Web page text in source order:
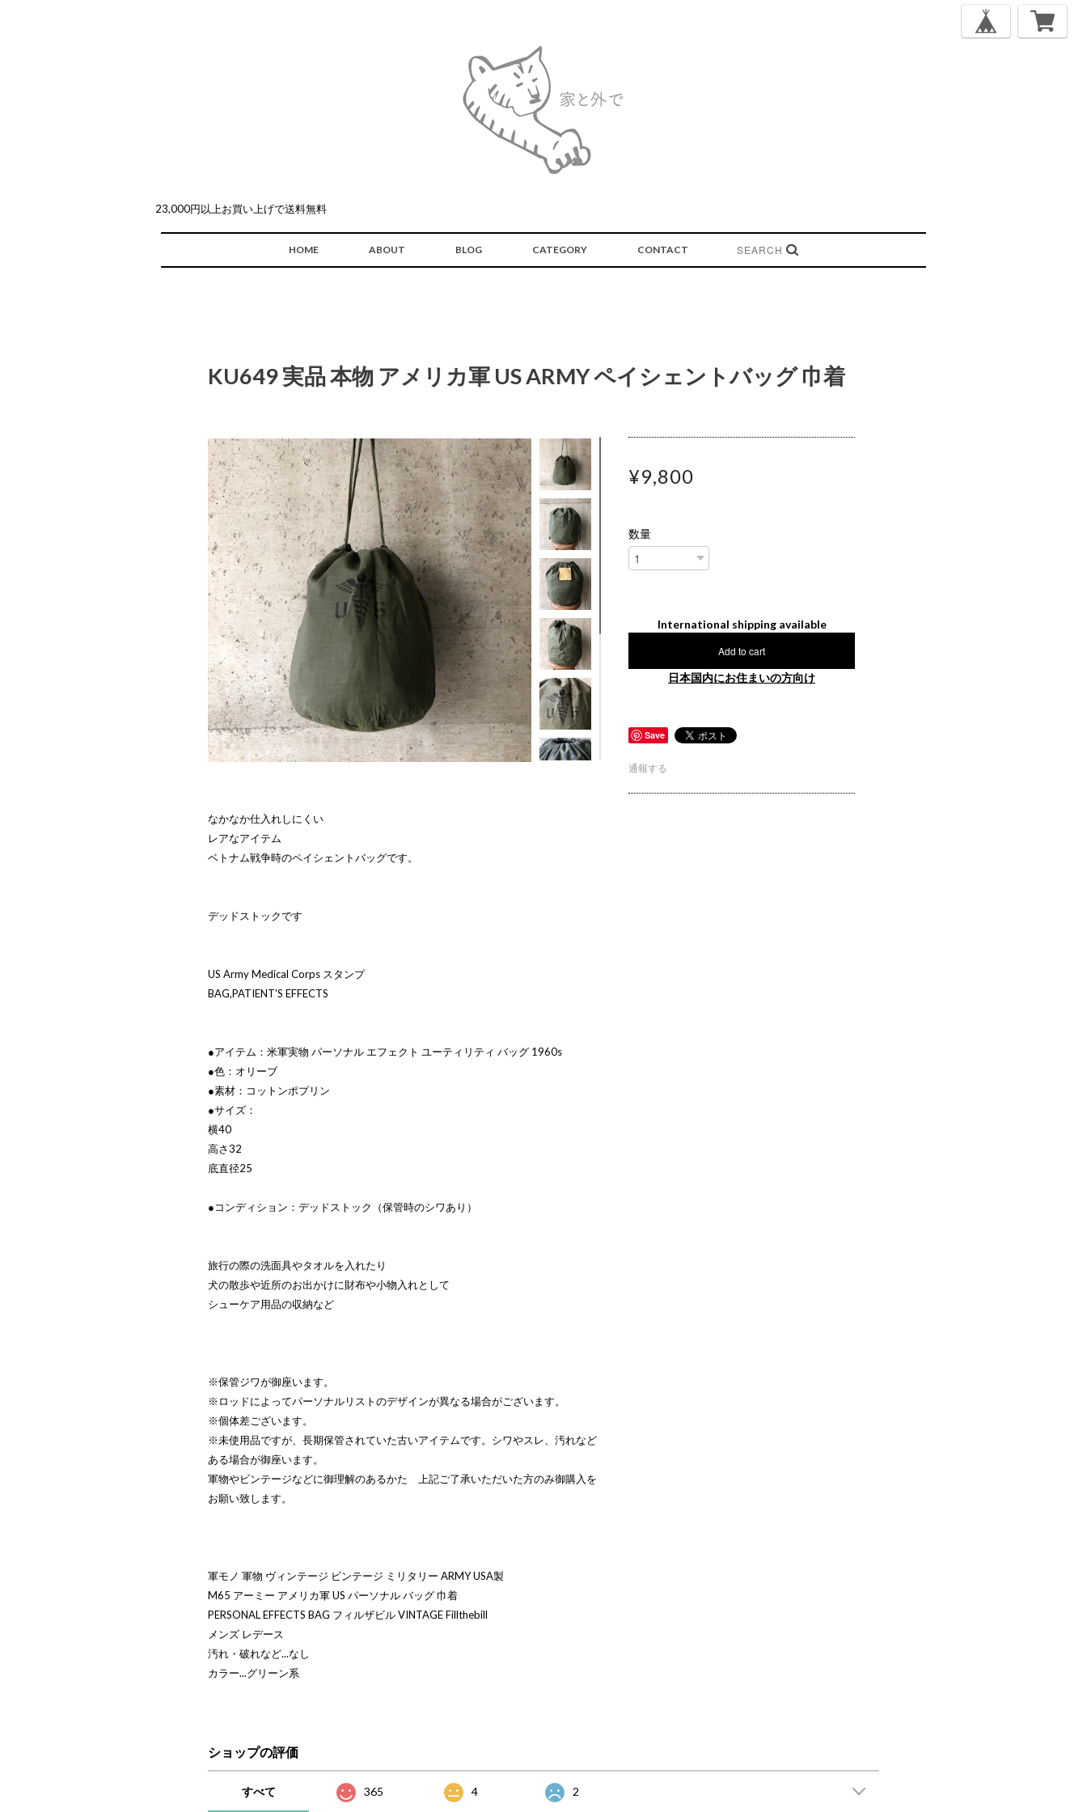
23,000円以上お買い上げで送料無料
HOME ABOUT BLOG CATEGORY CONTACT
KU649 実品 本物 アメリカ軍 US ARMY ペイシェントバッグ 巾着
なかなか仕入れしにくい
レアなアイテム
ベトナム戦争時のペイシェントバッグです。
デッドストックです
US Army Medical Corps スタンプ
BAG,PATIENT'S EFFECTS
●アイテム：米軍実物 パーソナル エフェクト ユーティリティ バッグ 1960s
●色：オリーブ
●素材：コットンポプリン
●サイズ：
横40
高さ32
底直径25
●コンディション：デッドストック（保管時のシワあり）
旅行の際の洗面具やタオルを入れたり
犬の散歩や近所のお出かけに財布や小物入れとして
シューケア用品の収納など
※保管ジワが御座います。
※ロッドによってパーソナルリストのデザインが異なる場合がございます。
※個体差ございます。
※未使用品ですが、長期保管されていた古いアイテムです。シワやスレ、汚れなど
ある場合が御座います。
軍物やビンテージなどに御理解のあるかた 上記ご了承いただいた方のみ御購入を
お願い致します。
軍モノ 軍物 ヴィンテージ ビンテージ ミリタリー ARMY USA製
M65 アーミー アメリカ軍 US パーソナル バッグ 巾着
PERSONAL EFFECTS BAG フィルザビル VINTAGE Fillthebill
メンズ レデース
汚れ・破れなど...なし
カラー...グリーン系
¥9,800
数量
International shipping available
Add to cart
日本国内にお住まいの方向け
Save
通報する
ショップの評価
すべて 365 4 2